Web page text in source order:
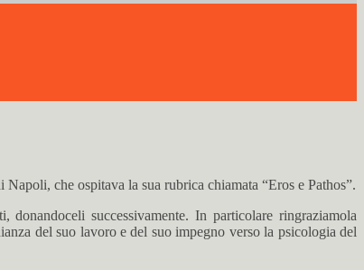
che ospitava la sua rubrica chiamata “Eros e Pathos”.
successivamente. In particolare ringraziamola
del suo lavoro e del suo impegno verso la psicologia del